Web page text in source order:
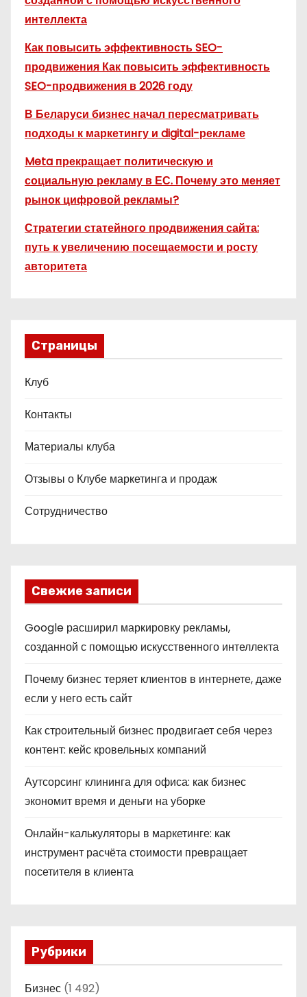
интеллекта
Как повысить эффективность SEO-
продвижения Как повысить эффективность
SEO-продвижения в 2026 году
В Беларуси бизнес начал пересматривать
подходы к маркетингу и digital-рекламе
Meta прекращает политическую и
социальную рекламу в ЕС. Почему это меняет
рынок цифровой рекламы?
Стратегии статейного продвижения сайта:
путь к увеличению посещаемости и росту
авторитета
Страницы
Клуб
Контакты
Материалы клуба
Отзывы о Клубе маркетинга и продаж
Сотрудничество
Свежие записи
Google расширил маркировку рекламы,
созданной с помощью искусственного интеллекта
Почему бизнес теряет клиентов в интернете, даже
если у него есть сайт
Как строительный бизнес продвигает себя через
контент: кейс кровельных компаний
Аутсорсинг клининга для офиса: как бизнес
экономит время и деньги на уборке
Онлайн-калькуляторы в маркетинге: как
инструмент расчёта стоимости превращает
посетителя в клиента
Рубрики
Бизнес (1 492)